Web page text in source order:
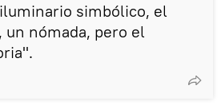
simbólico, el
un nómada, pero el